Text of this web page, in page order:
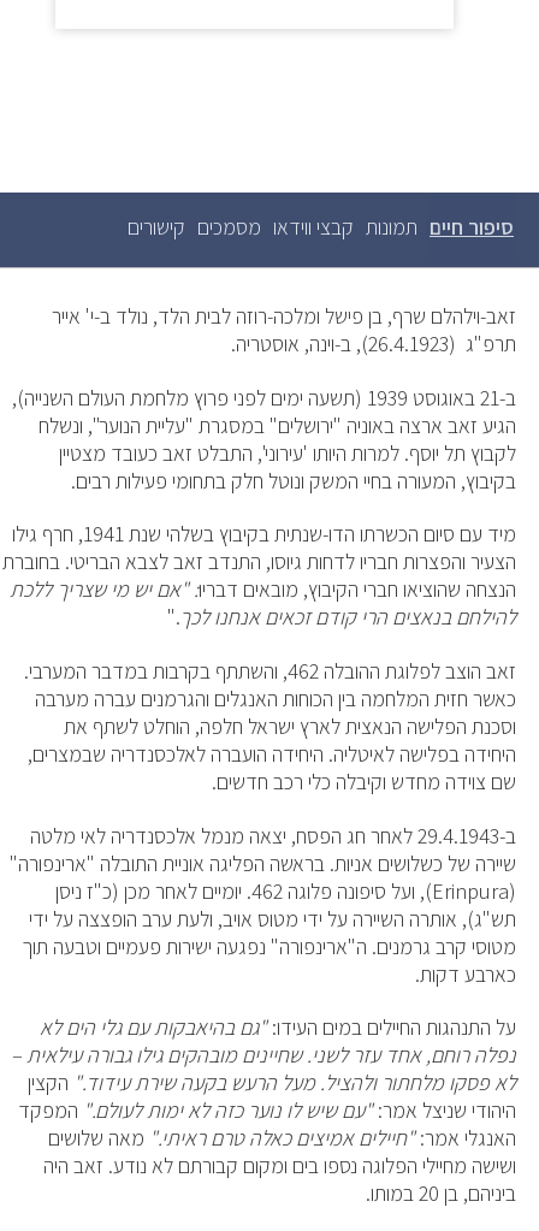
לשוניות
ראשיות
סיפור חיים (לשונית
תמונות קבצי ווידאו מסמכים קישורים
זאב-וילהלם שרף, בן פישל ומלכה-רוזה לבית הלד, נולד ב-י' אייר
תרפ"ג (26.4.1923), ב-וינה, אוסטריה.
ב-21 באוגוסט 1939 (תשעה ימים לפני פרוץ מלחמת העולם השנייה),
הגיע זאב ארצה באוניה "ירושלים" במסגרת "עליית הנוער", ונשלח
לקבוץ תל יוסף. למרות היותו 'עירוני', התבלט זאב כעובד מצטיין
בקיבוץ, המעורה בחיי המשק ונוטל חלק בתחומי פעילות רבים.
מיד עם סיום הכשרתו הדו-שנתית בקיבוץ בשלהי שנת 1941, חרף גילו
הצעיר והפצרות חבריו לדחות גיוסו, התנדב זאב לצבא הבריטי. בחוברת
הנצחה שהוציאו חברי הקיבוץ, מובאים דבריו: "אם יש מי שצריך ללכת
להילחם בנאצים הרי קודם זכאים אנחנו לכך."
זאב הוצב לפלוגת ההובלה 462, והשתתף בקרבות במדבר המערבי.
כאשר חזית המלחמה בין הכוחות האנגלים והגרמנים עברה מערבה
וסכנת הפלישה הנאצית לארץ ישראל חלפה, הוחלט לשתף את
היחידה בפלישה לאיטליה. היחידה הועברה לאלכסנדריה שבמצרים,
שם צוידה מחדש וקיבלה כלי רכב חדשים.
ב-29.4.1943 לאחר חג הפסח, יצאה מנמל אלכסנדריה לאי מלטה
שיירה של כשלושים אניות. בראשה הפליגה אוניית התובלה "ארינפורה"
(Erinpura), ועל סיפונה פלוגה 462. יומיים לאחר מכן (כ"ז ניסן
תש"ג), אותרה השיירה על ידי מטוס אויב, ולעת ערב הופצצה על ידי
מטוסי קרב גרמנים. ה"ארינפורה" נפגעה ישירות פעמיים וטבעה תוך
כארבע דקות.
על התנהגות החיילים במים העידו:"גם בהיאבקות עם גלי הים לא
נפלה רוחם, אחד עזר לשני. שחיינים מובהקים גילו גבורה עילאית –
לא פסקו מלחתור ולהציל. מעל הרעש בקעה שירת עידוד." הקצין
היהודי שניצל אמר:"עם שיש לו נוער כזה לא ימות לעולם." המפקד
האנגלי אמר:"חיילים אמיצים כאלה טרם ראיתי." מאה שלושים
ושישה מחיילי הפלוגה נספו בים ומקום קבורתם לא נודע. זאב היה
ביניהם, בן 20 במותו.